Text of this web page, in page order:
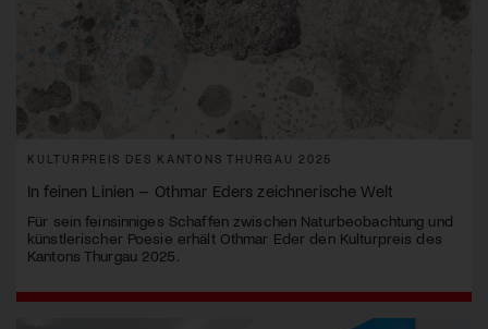
KULTURPREIS DES KANTONS THURGAU 2025
In feinen Linien – Othmar Eders zeichnerische Welt
Für sein feinsinniges Schaffen zwischen Naturbeobachtung und
künstlerischer Poesie erhält Othmar Eder den Kulturpreis des
Kantons Thurgau 2025.